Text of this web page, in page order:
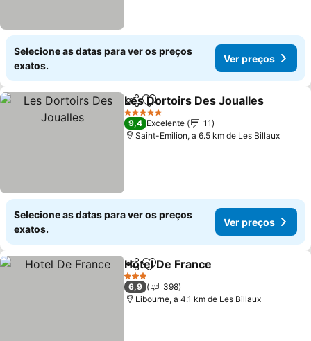
Selecione as datas para ver os preços
exatos.
Ver preços
PartilharAdicionar aos favoritos
Les Dortoirs Des Joualles
5 Estrelas
9,4 Excelente
11
Saint-Emilion, a 6.5 km de Les Billaux
Selecione as datas para ver os preços
exatos.
Ver preços
PartilharAdicionar aos favoritos
Hotel De France
3 Estrelas
6,9
398
Libourne, a 4.1 km de Les Billaux